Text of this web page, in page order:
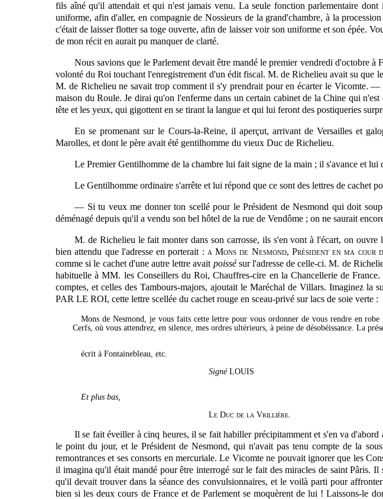
fils aîné qu'il attendait et qui n'est jamais venu. La seule fonction parlementaire
uniforme, afin d'aller, en compagnie de Nossieurs de la grand'chambre, à la
c'était de laisser flotter sa toge ouverte, afin de laisser voir son uniforme et son épée.
de mon récit en aurait pu manquer de clarté.
Nous savions que le Parlement devait être mandé le premier vendredi d'octobre
volonté du Roi touchant l'enregistrement d'un édit fiscal. M. de Richelieu avait su que
M. de Richelieu ne savait trop comment il s'y prendrait pour en écarter le Vicomte.
maison du Roule. Je dirai qu'on l'enferme dans un certain cabinet de la Chine qui
tête et les yeux, qui gigottent en se tirant la langue et qui lui feront des postiqueries
En se promenant sur le Cours-la-Reine, il aperçut, arrivant de Versailles et
Marolles, et dontle père avait été gentilhomme du vieux Duc de Richelieu.
Le Premier Gentilhomme de la chambre lui fait signe de la main ; il s'avance et lui
Le Gentilhomme ordinaire s'arrête et lui répond que ce sont des lettres de cachet
— Si tu veux me donner ton scellé pour le Président de Nesmond qui doit
déménagé depuis qu'il a vendu son bel hôtel de la rue de Vendôme ; on ne saurait
M. de Richelieu le fait monter dans son carrosse, ils s'en vont à l'écart, on
bien attendu que l'adresse en porterait : a Mons de Nesmond, Président en ma cour
comme si le cachet d'une autre lettre avait poissésur l'adresse de celle-ci. M. de
habituelle à MM. les Conseillers du Roi, Chauffres-cire en la Chancellerie de
comptes, et celles des Tambours-majors, ajoutait le Maréchal de Villars. Imaginez la
PAR LE ROI, cette lettre scellée du cachet rouge en sceau-privé sur lacs de soie verte :
Mons de Nesmond, je vous faits cette lettre pour vous ordonner de vous rendre en
Cerfs, où vous attendrez, en silence, mes ordres ultérieurs, à peine de désobéissance. La
écrit à Fontainebleau, etc.
SignéLOUIS
Et plus bas,
Le Duc de la Vrillière.
Il se fait éveiller à cinq heures, il se fait habiller précipitamment et s'en va
le point du jour, et le Président de Nesmond, qui n'avait pas tenu compte de la
remontrances et ses consorts en mercuriale. Le Vicomte ne pouvait ignorer que les
il imagina qu'il était mandé pour être interrogé sur le fait des miracles de saint Pâris.
qu'il devait trouver dans la séance des convulsionnaires, et le voilà parti pour
bien si les deux cours de France et de Parlement se moquèrent de lui ! Laissons-le